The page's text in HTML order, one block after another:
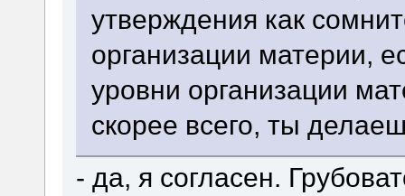
утверждения как
организации материи,
уровни организации
скорее всего, ты
- да, я согласен.